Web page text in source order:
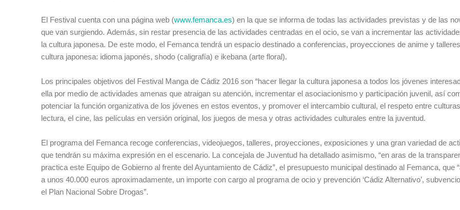
El Festival cuenta con una página web (www.femanca.es) en la que se informa de todas las actividades previstas y de las
que van surgiendo. Además, sin restar presencia de las actividades centradas en el ocio, se van a incrementar las
la cultura japonesa. De este modo, el Femanca tendrá un espacio destinado a conferencias, proyecciones de anime y
cultura japonesa: idioma japonés, shodo (caligrafía) e ikebana (arte floral).
Los principales objetivos del Festival Manga de Cádiz 2016 son “hacer llegar la cultura japonesa a todos los jóvenes
ella por medio de actividades amenas que atraigan su atención, incrementar el asociacionismo y participación juvenil, así
potenciar la función organizativa de los jóvenes en estos eventos, y promover el intercambio cultural, el respeto entre
lectura, el cine, las películas en versión original, los juegos de mesa y otras actividades culturales entre la juventud.
El programa del Femanca recoge conferencias, videojuegos, talleres, proyecciones, exposiciones y una gran variedad de
que tendrán su máxima expresión en el escenario. La concejala de Juventud ha detallado asimismo, “en aras de la
practica este Equipo de Gobierno al frente del Ayuntamiento de Cádiz”, el presupuesto municipal destinado al Femanca, que
a unos 40.000 euros aproximadamente, un importe con cargo al programa de ocio y prevención ‘Cádiz Alternativo’,
el Plan Nacional Sobre Drogas”.